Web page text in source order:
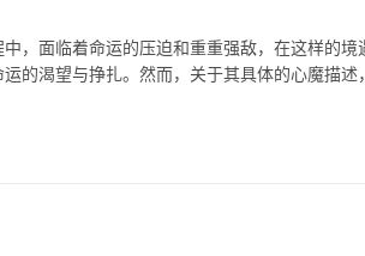
，面临着命运的压迫和重重强敌，在这样的境
的渴望与挣扎。然而，关于其具体的心魔描述